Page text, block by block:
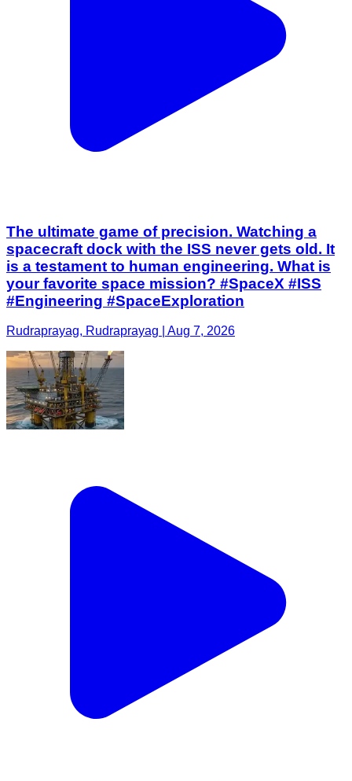
The ultimate game of precision. Watching a
spacecraft dock with the ISS never gets old. It
is a testament to human engineering. What is
your favorite space mission? #SpaceX #ISS
#Engineering #SpaceExploration
Rudraprayag, Rudraprayag | Aug 7, 2026